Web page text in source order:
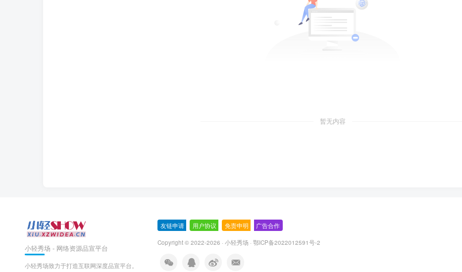
暂无内容
小轻秀场 - 网络资源品宣平台
小轻秀场致力于打造互联网深度品宣平台。
友链申请 用户协议 免责申明 广告合作
Copyright © 2022-2026 · 小轻秀场 · 鄂ICP备2022012591号-2